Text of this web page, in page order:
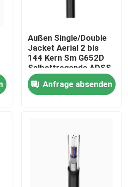
Außen Single/Double
Jacket Aerial 2 bis
144 Kern Sm G652D
Selbsttragende ADSS
Glasfaserkabel
Anfrage absenden